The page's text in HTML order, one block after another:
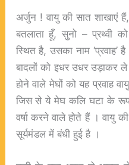
अर्जुन ! वायु की सात शाखाएं
बतलाता हूँ, सुनो – प्रथ्वी
स्थित है, उसका नाम ‘प्रवाह’
बादलों को इधर उधर उड़ाकर ले
होने वाले मेघों को यह प्रवाह
जिस से ये मेघ कलि घटा के
वर्षा करने वाले होते हैं । वायु
सूर्यमंडल में बंधी हुई है ।